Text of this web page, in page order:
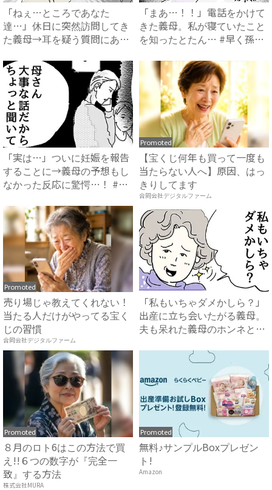
「ねぇ…ところであなた
達…」休日に突然訪問してき
た義母→耳を疑う質問にあ
「まあ…！！」電話をかけて
きた義母。私が寝ていたこと
を知ったとたん… #早く孫
「実は…」ついに妊娠を報告
することに→義母の予想もし
なかった反応に驚愕…！ #
Promoted
【宝くじ何年も買って一度も
当たらない人へ】原因、はっ
きりしてます
合同会社デジタルファーム
Promoted
売り場じゃ教えてくれない！
当たる人だけがやってる宝く
じの習慣
合同会社デジタルファーム
「私もいちゃダメかしら？」
出産に立ち会いたがる義母。
夫も呆れた義母のホンネと
Promoted
８月のロト6はこの方法で買
え!!６つの数字が『完全一
致』する方法
株式会社MURA
Promoted
無料♪サンプルBoxプレゼン
ト!
Amazon